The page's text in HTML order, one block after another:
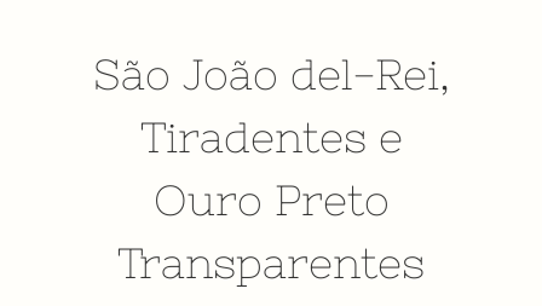
São João del-Rei,
Tiradentes e
Ouro Preto
Transparentes